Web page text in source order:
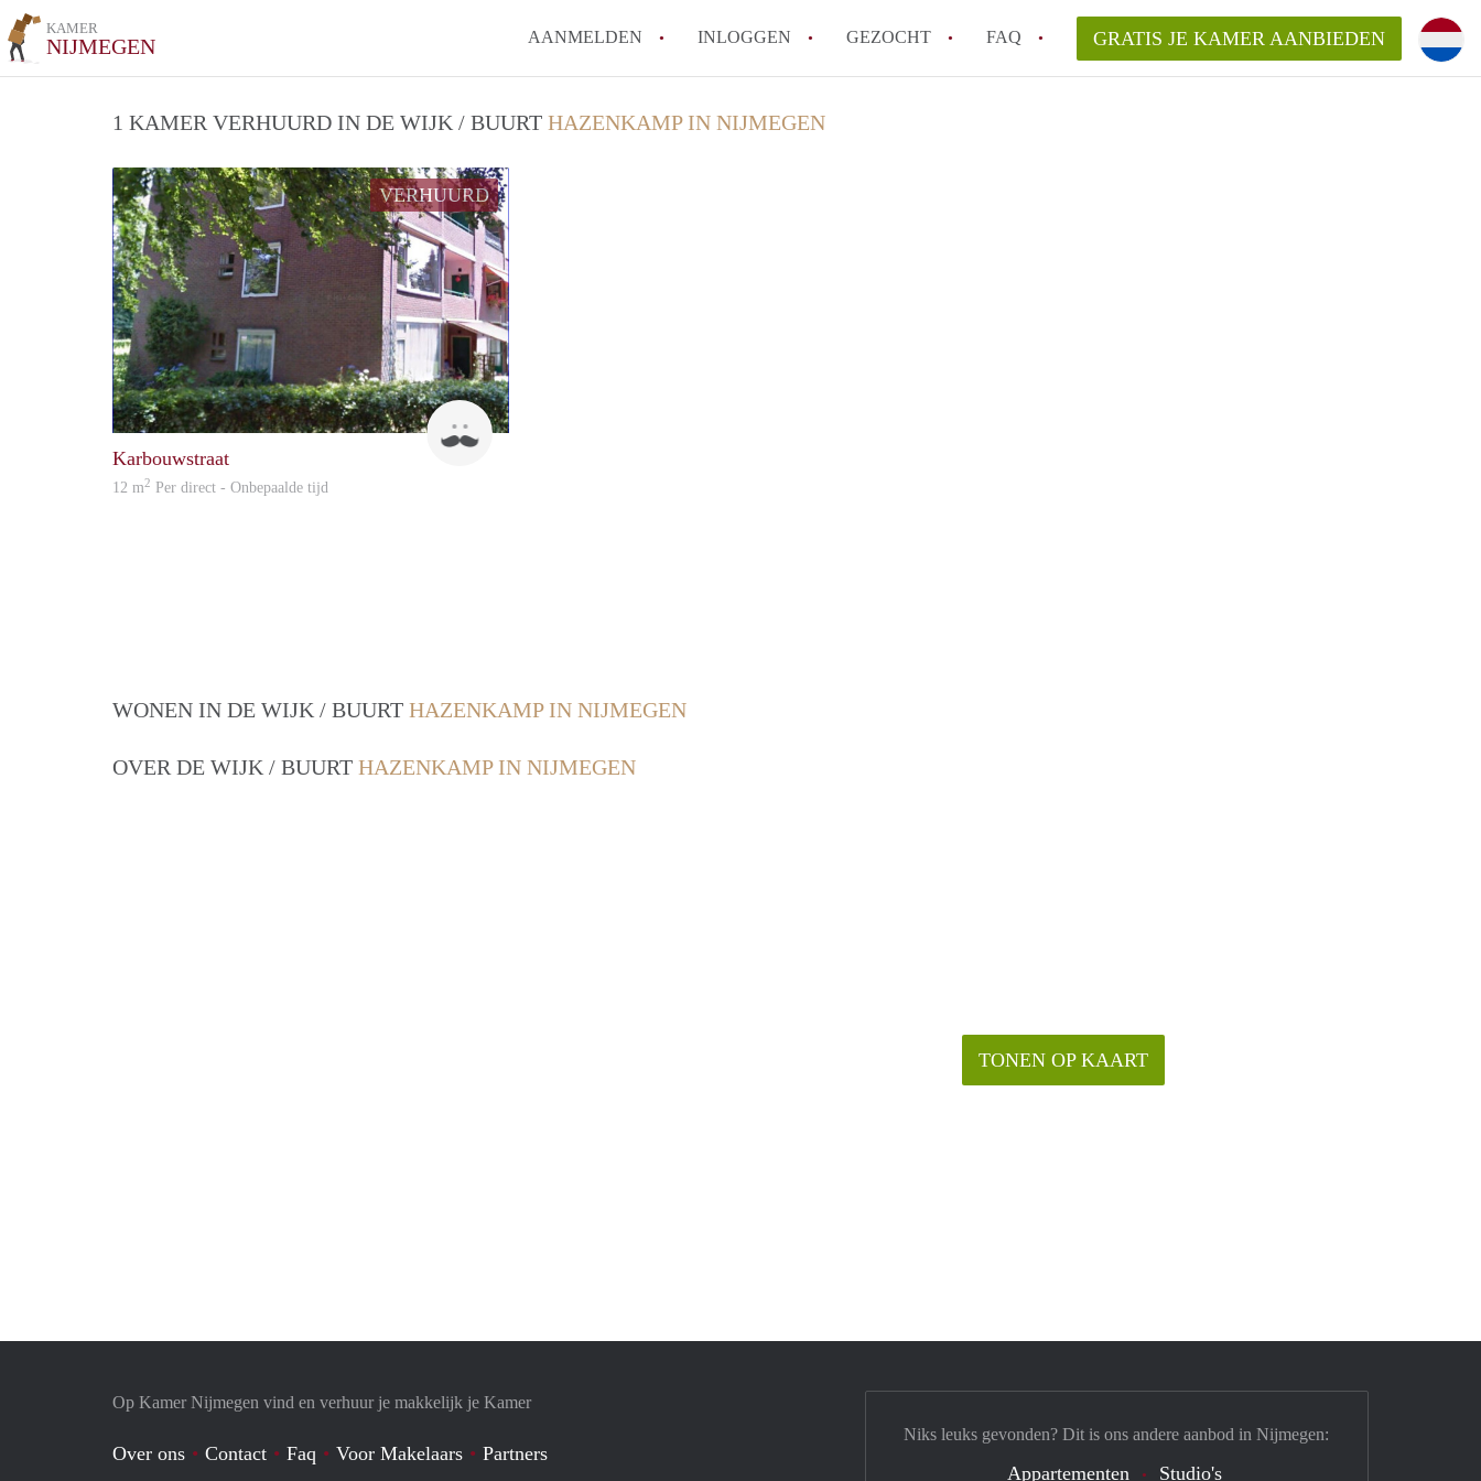
KAMER
NIJMEGEN AANMELDEN INLOGGEN GEZOCHT FAQ
How to translate KamerNijmegen!
GRATIS JE KAMER AANBIEDEN
1 KAMER VERHUURD IN DE WIJK / BUURT HAZENKAMP IN NIJMEGEN
VERHUURD
Leo
Karbouwstraat
12 m2 Per direct - Onbepaalde tijd
WONEN IN DE WIJK / BUURT HAZENKAMP IN NIJMEGEN
OVER DE WIJK / BUURT HAZENKAMP IN NIJMEGEN
TONEN OP KAART
Op Kamer Nijmegen vind en verhuur je makkelijk je Kamer
Over ons Contact Faq Voor Makelaars Partners
Niks leuks gevonden? Dit is ons andere aanbod in Nijmegen:
Appartementen Studio's